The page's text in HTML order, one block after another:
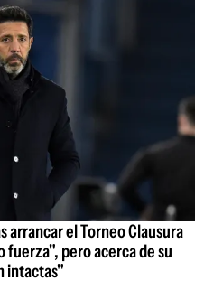
arrancar el Torneo Clausura
pero acerca de su
intactas"